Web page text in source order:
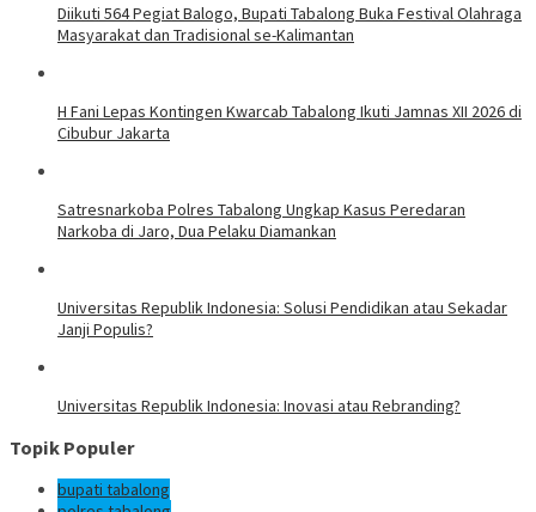
Diikuti 564 Pegiat Balogo, Bupati Tabalong Buka Festival Olahraga
Masyarakat dan Tradisional se-Kalimantan
H Fani Lepas Kontingen Kwarcab Tabalong Ikuti Jamnas XII 2026 di
Cibubur Jakarta
Satresnarkoba Polres Tabalong Ungkap Kasus Peredaran
Narkoba di Jaro, Dua Pelaku Diamankan
Universitas Republik Indonesia: Solusi Pendidikan atau Sekadar
Janji Populis?
Universitas Republik Indonesia: Inovasi atau Rebranding?
Topik Populer
bupati tabalong